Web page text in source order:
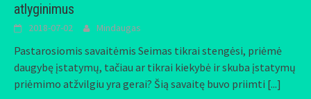
atlyginimus
2018-07-02 Mindaugas
Pastarosiomis savaitėmis Seimas tikrai stengėsi, priėmė
daugybę įstatymų, tačiau ar tikrai kiekybė ir skuba įstatymų
priėmimo atžvilgiu yra gerai? Šią savaitę buvo priimti [...]